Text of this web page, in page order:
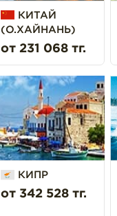
КИТАЙ
(О.ХАЙНАНЬ)
от 231 068 тг.
КИПР
от 342 528 тг.